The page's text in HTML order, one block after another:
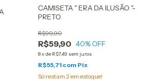
CAMISETA " ERA DA ILUSÃO "-
PRETO
R$59,90
R$99,90
40% OFF
8x de R$7,49 sem juros
R$55,71 com Pix
Só restam 2em estoque!